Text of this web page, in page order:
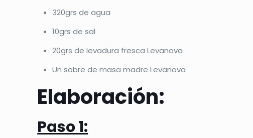
320grs de agua
10grs de sal
20grs de levadura fresca Levanova
Un sobre de masa madre Levanova
Elaboración:
Paso 1: